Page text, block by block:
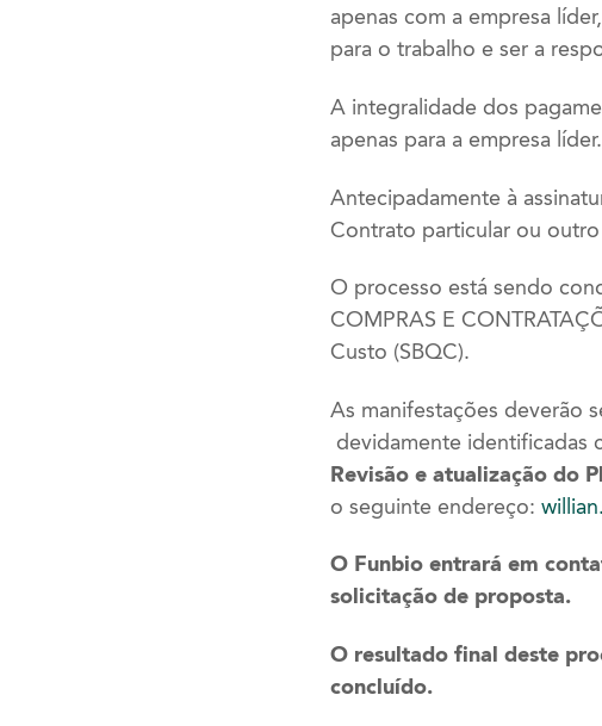
apenas com a empresa
para o trabalho e ser a
A integralidade dos
apenas para a empresa líder.
Antecipadamente à
Contrato particular ou
O processo está sendo
COMPRAS E
Custo (SBQC).
As manifestações deverão
devidamente identificadas
Revisão e atualização do
o seguinte endereço:
O Funbio entrará em
solicitação de
O resultado final deste
concluído.